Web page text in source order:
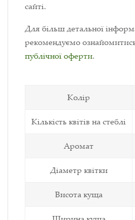
сайті.
Для більш детальної
рекомендуємо
публічної оферти.
Колір
Кількість квітів на стеблі
Аромат
Діаметр квітки
Висота куща